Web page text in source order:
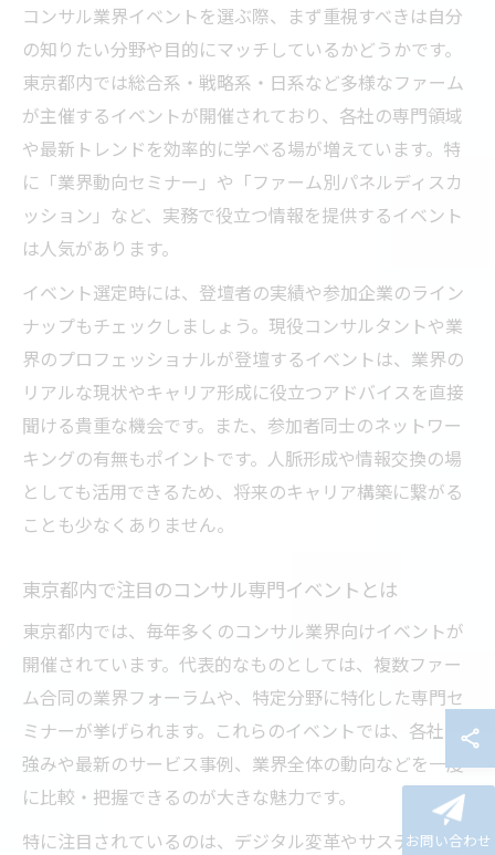
コンサル業界イベントを選ぶ際、まず重視すべきは自分
の知りたい分野や目的にマッチしているかどうかです。
東京都内では総合系・戦略系・日系など多様なファーム
が主催するイベントが開催されており、各社の専門領域
や最新トレンドを効率的に学べる場が増えています。特
に「業界動向セミナー」や「ファーム別パネルディスカ
ッション」など、実務で役立つ情報を提供するイベント
は人気があります。
イベント選定時には、登壇者の実績や参加企業のライン
ナップもチェックしましょう。現役コンサルタントや業
界のプロフェッショナルが登壇するイベントは、業界の
リアルな現状やキャリア形成に役立つアドバイスを直接
聞ける貴重な機会です。また、参加者同士のネットワー
キングの有無もポイントです。人脈形成や情報交換の場
としても活用できるため、将来のキャリア構築に繋がる
ことも少なくありません。
東京都内で注目のコンサル専門イベントとは
東京都内では、毎年多くのコンサル業界向けイベントが
開催されています。代表的なものとしては、複数ファー
ム合同の業界フォーラムや、特定分野に特化した専門セ
ミナーが挙げられます。これらのイベントでは、各社の
強みや最新のサービス事例、業界全体の動向などを一度
に比較・把握できるのが大きな魅力です。
特に注目されているのは、デジタル変革やサステナビリ
お問い合わせ